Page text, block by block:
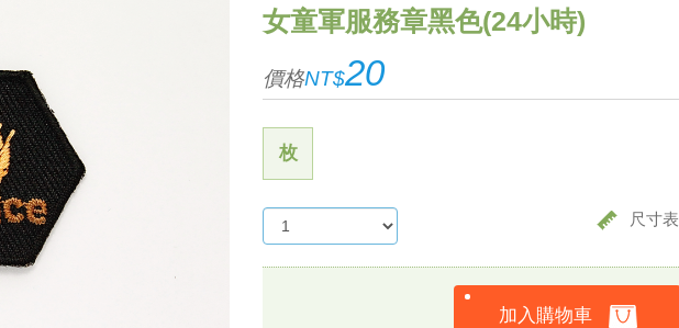
女童軍服務章黑色(24小時)
價格NT$20
枚
尺寸表
加入購物車